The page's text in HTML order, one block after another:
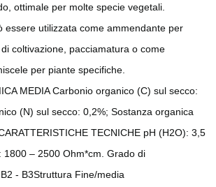
ottimale per molte specie vegetali.
essere utilizzata come ammendante per
coltivazione, pacciamatura o come
per piante specifiche.
MEDIA Carbonio organico (C) sul secco:
(N) sul secco: 0,2%; Sostanza organica
TECNICHE pH (H2O): 3,5
1800 – 2500 Ohm*cm. Grado di
- B3Struttura Fine/media